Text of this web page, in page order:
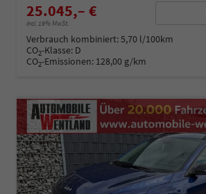
25.045,– €
incl. 19% MwSt.
Verbrauch kombiniert:5,70 l/100km
CO2-Klasse: D
CO2-Emissionen: 128,00 g/km